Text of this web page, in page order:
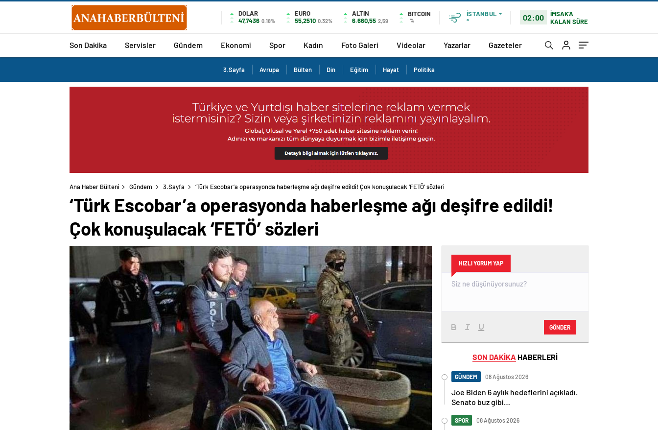
DOLAR
47,7436 0.18%
EURO
55,2510 0.32%
ALTIN
6.660,55 2,59
BITCOIN
%
İSTANBUL
°
02:00
İMSAK'A
KALAN SÜRE
Son Dakika Servisler Gündem Ekonomi Spor Kadın Foto Galeri Videolar Yazarlar Gazeteler
3.Sayfa Avrupa Bülten Din Eğitim Hayat Politika
Ana Haber Bülteni Gündem 3.Sayfa ‘Türk Escobar’a operasyonda haberleşme ağı deşifre edildi! Çok konuşulacak ‘FETÖ’ sözleri
‘Türk Escobar’a operasyonda haberleşme ağı deşifre edildi!
Çok konuşulacak ‘FETÖ’ sözleri
HIZLI YORUM YAP
GÖNDER
SON DAKİKA HABERLERİ
GÜNDEM 08 Ağustos 2026
Joe Biden 6 aylık hedeflerini açıkladı.
Senato buz gibi…
SPOR 08 Ağustos 2026